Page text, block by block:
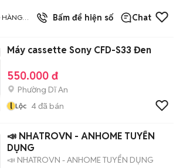
HÀNG
Bấm để hiện số Chat
Máy cassette Sony CFD-S33 Đen
550.000 đ
Phường Dĩ An
l Lộc 4đã bán
📣 NHATROVN - ANHOME TUYỂN
DỤNG
📣 NHATROVN - ANHOME TUYỂN DỤNG